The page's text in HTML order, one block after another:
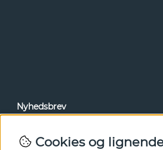
Nyhedsbrev
tilbud før alle andre. Tilmeld dig
Cookies og